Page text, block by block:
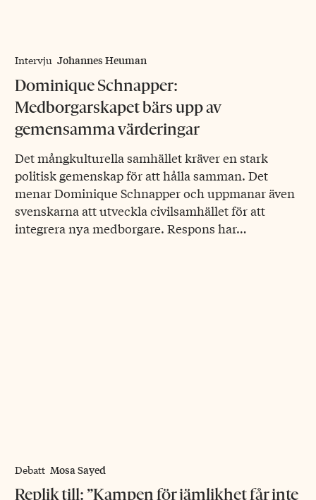
Intervju Johannes Heuman
Dominique Schnapper:
Medborgarskapet bärs upp av
gemensamma värderingar
Det mångkulturella samhället kräver en stark
politisk gemenskap för att hålla samman. Det
menar Dominique Schnapper och uppmanar även
svenskarna att utveckla civilsamhället för att
integrera nya medborgare. Respons har…
Debatt Mosa Sayed
Replik till: ”Kampen för jämlikhet får inte